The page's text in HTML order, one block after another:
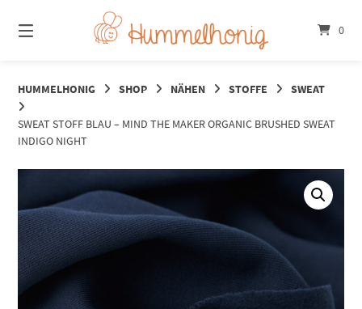
zum
Inhalt
0
HUMMELHONIG SHOP NÄHEN STOFFE SWEAT
SWEAT STOFF BLAU – MIND THE MAKER ORGANIC BRUSHED SWEAT
INDIGO NIGHT